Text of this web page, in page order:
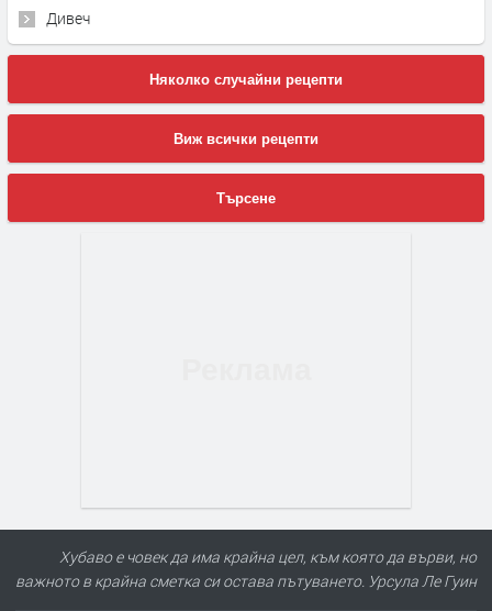
Дивеч
Няколко случайни рецепти
Виж всички рецепти
Търсене
Хубаво е човек да има крайна цел, към която да върви, но
важното в крайна сметка си остава пътуването. Урсула Ле Гуин